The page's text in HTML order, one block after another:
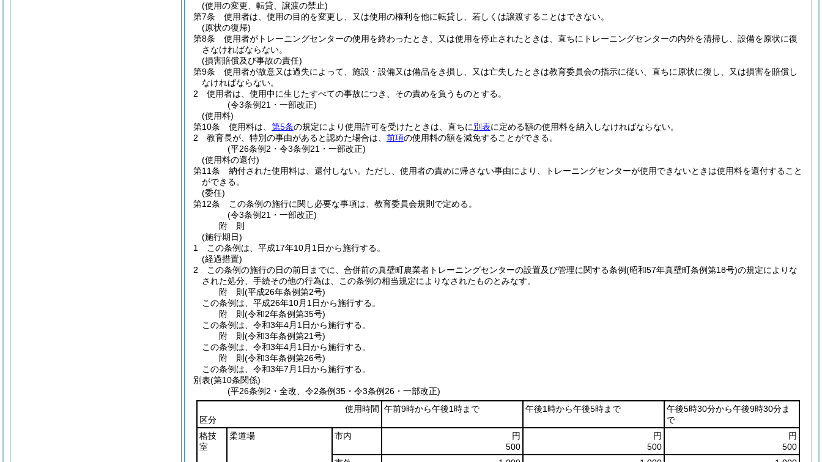
(使用の変更、転貸、譲渡の禁止)
第7条
使用者は、使用の目的を変更し、又は使用の権利を他に転貸し、若しくは譲渡することはできない。
(原状の復帰)
第8条
使用者がトレーニングセンターの使用を終わったとき、又は使用を停止されたときは、直ちにトレーニングセンターの内外を清掃し、設備を原状に復
さなければならない。
(損害賠償及び事故の責任)
第9条
使用者が故意又は過失によって、施設・設備又は備品をき損し、又は亡失したときは教育委員会の指示に従い、直ちに原状に復し、又は損害を賠償し
なければならない。
2
使用者は、使用中に生じたすべての事故につき、その責めを負うものとする。
(令3条例21・一部改正)
(使用料)
第10条
使用料は、 第5条の規定により使用許可を受けたときは、直ちに別表に定める額の使用料を納入しなければならない。
2
教育長が、特別の事由があると認めた場合は、 前項の使用料の額を減免することができる。
(平26条例2・令3条例21・一部改正)
(使用料の還付)
第11条
納付された使用料は、還付しない。 ただし、使用者の責めに帰さない事由により、トレーニングセンターが使用できないときは使用料を還付すること
ができる。
(委任)
第12条
この条例の施行に関し必要な事項は、教育委員会規則で定める。
(令3条例21・一部改正)
附 則
(施行期日)
1
この条例は、平成17年10月1日から施行する。
(経過措置)
2
この条例の施行の日の前日までに、合併前の真壁町農業者トレーニングセンターの設置及び管理に関する条例(昭和57年真壁町条例第18号)の規定によりな
された処分、手続その他の行為は、この条例の相当規定によりなされたものとみなす。
附 則(平成26年条例第2号)
この条例は、平成26年10月1日から施行する。
附 則(令和2年条例第35号)
この条例は、令和3年4月1日から施行する。
附 則(令和3年条例第21号)
この条例は、令和3年4月1日から施行する。
附 則(令和3年条例第26号)
この条例は、令和3年7月1日から施行する。
別表(第10条関係)
(平26条例2・全改、令2条例35・令3条例26・一部改正)
使用時間
区分
午前9時から午後1時まで 午後1時から午後5時まで
午後5時30分から午後9時30分ま
で
格技
室
柔道場 市内
円
500
円
500
円
500